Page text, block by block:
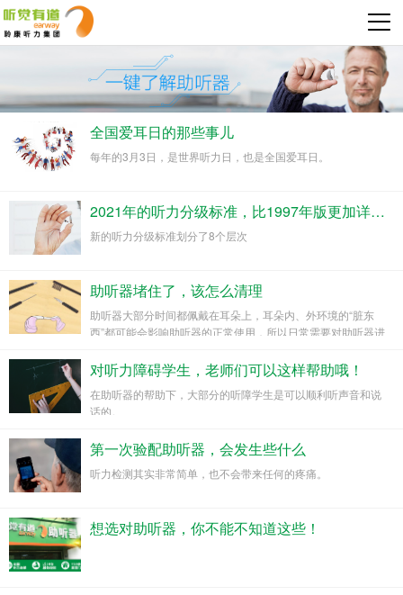
全国爱耳日的那些事儿
2021年的听力分级标准，比1997年版更加详细了
新的听力分级标准划分了8个层次
助听器堵住了，该怎么清理
助听器大部分时间都佩戴在耳朵上，耳朵内、外环境的“脏东
西”都可能会影响助听器的正常使用，所以日常需要对助听器进
对听力障碍学生，老师们可以这样帮助哦！
在助听器的帮助下，大部分的听障学生是可以顺利听声音和说
话的。
第一次验配助听器，会发生些什么
听力检测其实非常简单，也不会带来任何的疼痛。
想选对助听器，你不能不知道这些！